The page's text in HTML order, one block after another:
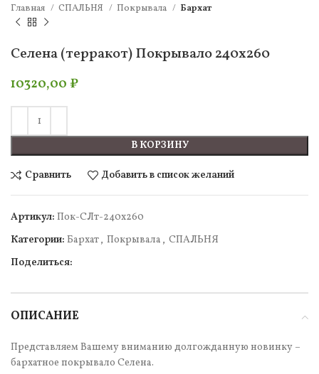
Главная СПАЛЬНЯ Покрывала Бархат
Селена (терракот) Покрывало 240х260
10320,00 ₽
В КОРЗИНУ
Сравнить Добавить в список желаний
Артикул: Пок-СЛт-240х260
Категории: Бархат, Покрывала , СПАЛЬНЯ
Поделиться:
ОПИСАНИЕ
Представляем Вашему вниманию долгожданную новинку –
бархатное покрывало Селена.